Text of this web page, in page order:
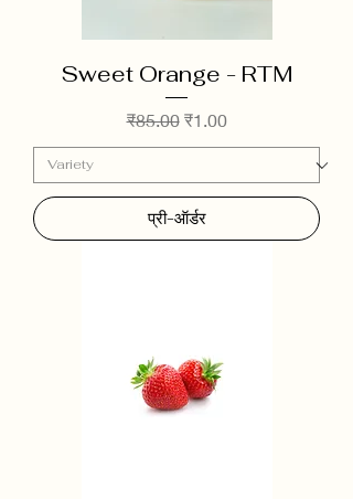
Sweet Orange - RTM
नियमित मूल्य
₹85.00 बिक्री मूल्य
₹1.00
प्री-ऑर्डर